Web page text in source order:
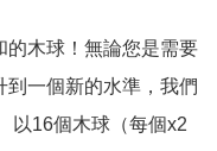
的木球！無論您是需要
一個新的水準，我們
以16個木球（每個x2